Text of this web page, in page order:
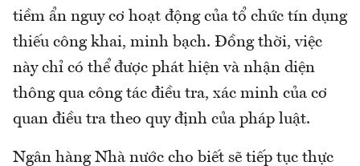
tiềm ẩn nguy cơ hoạt động của tổ chức tín dụng
thiếu công khai, minh bạch. Đồng thời, việc
này chỉ có thể được phát hiện và nhận diện
thông qua công tác điều tra, xác minh của cơ
quan điều tra theo quy định của pháp luật.
Ngân hàng Nhà nước cho biết sẽ tiếp tục thực